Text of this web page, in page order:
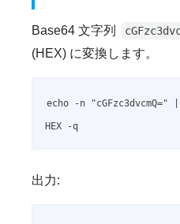
Base64 文字列
(HEX) に変換します。
echo -n
HEX -q
出力: